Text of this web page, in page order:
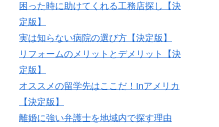
困った時に助けてくれる工務店探し【決
定版】
実は知らない病院の選び方【決定版】
リフォームのメリットとデメリット【決
定版】
オススメの留学先はここだ！Inアメリカ
【決定版】
離婚に強い弁護士を地域内で探す理由